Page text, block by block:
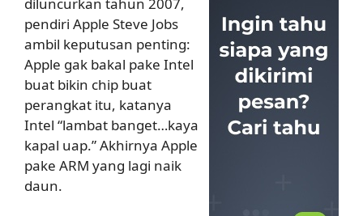
pendiri Apple Steve Jobs
ambil keputusan penting:
Apple gak bakal pake Intel
buat bikin chip buat
perangkat itu, katanya
Intel “lambat banget…kaya
kapal uap.” Akhirnya Apple
pake ARM yang lagi naik
daun.